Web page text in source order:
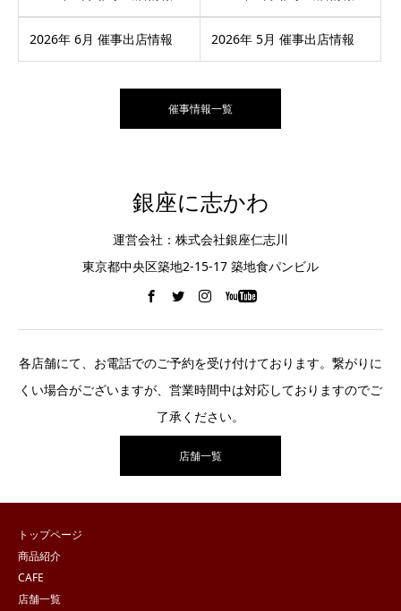
2026年 6月 催事出店情報 2026年 5月 催事出店情報
催事情報一覧
銀座に志かわ
運営会社：株式会社銀座仁志川
東京都中央区築地2-15-17 築地食パンビル
各店舗にて、お電話でのご予約を受け付けております。繋がりに
くい場合がございますが、営業時間中は対応しておりますのでご
了承ください。
店舗一覧
トップページ
商品紹介
CAFE
店舗一覧